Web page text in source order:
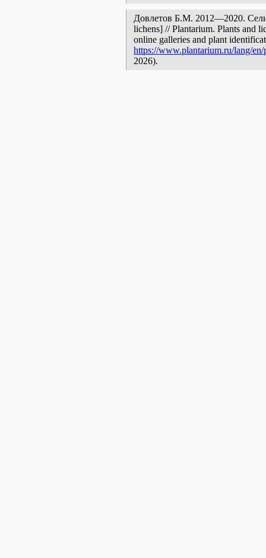
Довлетов Б.М. 2012—2020.
lichens] // Plantarium. Plants and
online galleries and plant
https://www.plantarium.ru/lang/
2026).